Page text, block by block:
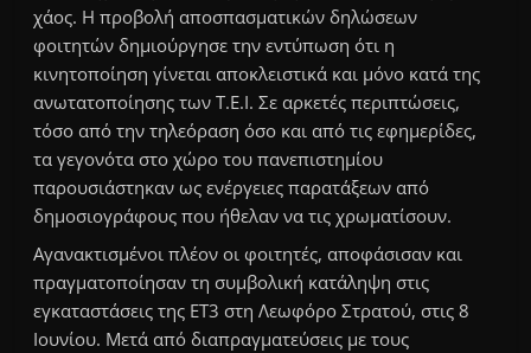
χάος. Η προβολή αποσπασματικών δηλώσεων
φοιτητών δημιούργησε την εντύπωση ότι η
κινητοποίηση γίνεται αποκλειστικά και μόνο κατά της
ανωτατοποίησης των T.E.I. Σε αρκετές περιπτώσεις,
τόσο από την τηλεόραση όσο και από τις εφημερίδες,
τα γεγονότα στο χώρο του πανεπιστημίου
παρουσιάστηκαν ως ενέργειες παρατάξεων από
δημοσιογράφους που ήθελαν να τις χρωματίσουν.
Αγανακτισμένοι πλέον οι φοιτητές, αποφάσισαν και
πραγματοποίησαν τη συμβολική κατάληψη στις
εγκαταστάσεις της ΕΤ3 στη Λεωφόρο Στρατού, στις 8
Ιουνίου. Μετά από διαπραγματεύσεις με τους